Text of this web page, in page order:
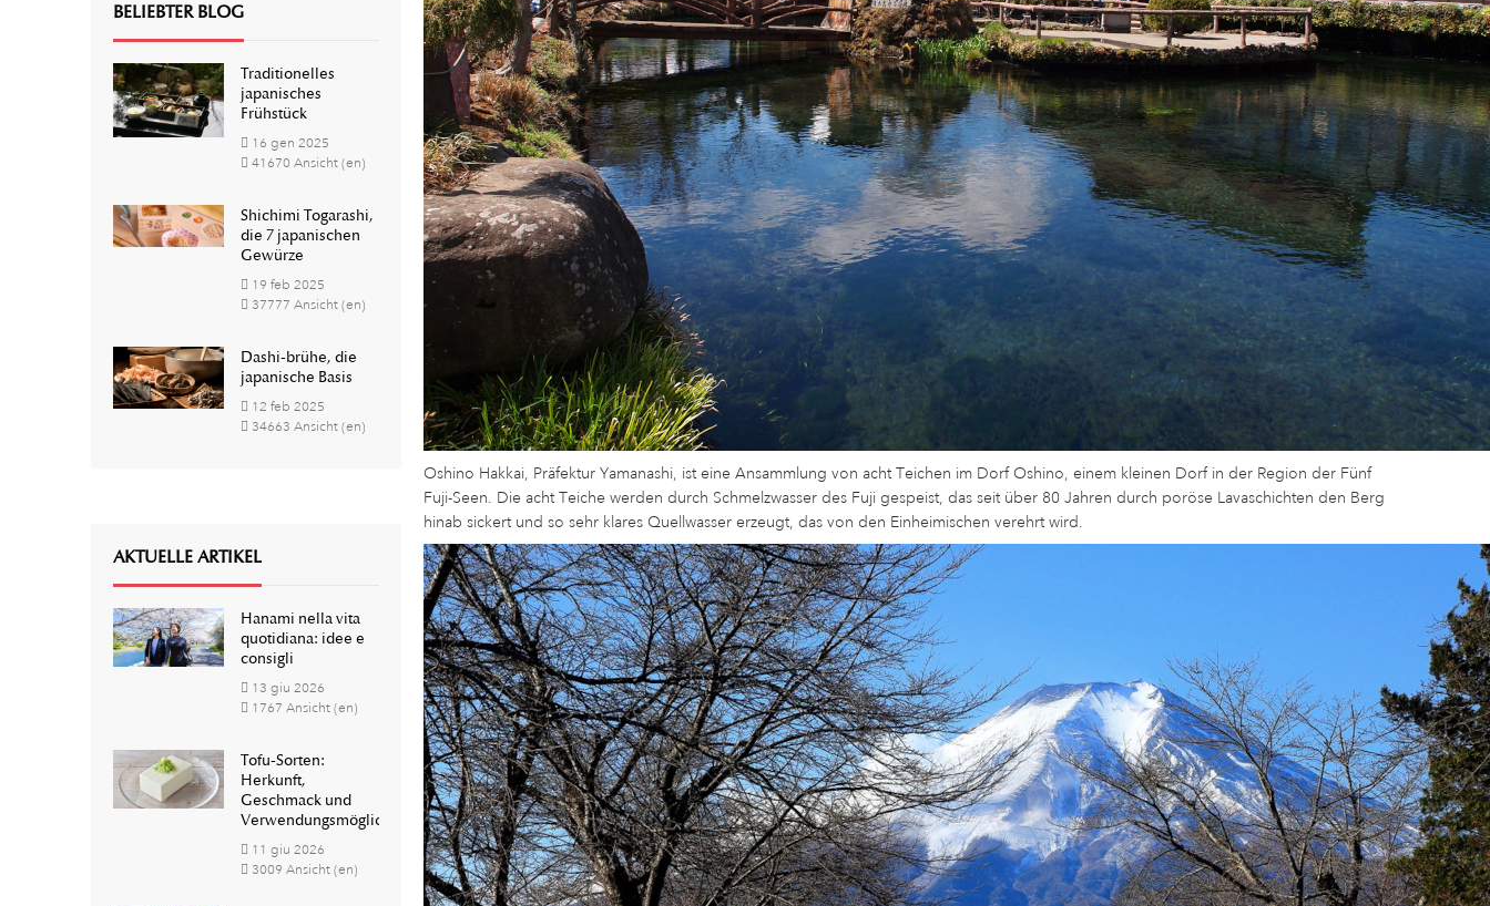
BELIEBTER BLOG
Traditionelles
japanisches
Frühstück
16 gen 2025
41670 Ansicht (en)
Shichimi Togarashi,
die 7 japanischen
Gewürze
19 feb 2025
37777 Ansicht (en)
Dashi-brühe, die
japanische Basis
12 feb 2025
34663 Ansicht (en)
AKTUELLE ARTIKEL
Hanami nella vita
quotidiana: idee e
consigli
13 giu 2026
1767 Ansicht (en)
Tofu-Sorten:
Herkunft,
Geschmack und
Verwendungsmöglichkeiten
11 giu 2026
3009 Ansicht (en)
Oshino Hakkai, Präfektur Yamanashi, ist eine Ansammlung von acht Teichen im Dorf Oshino, einem kleinen Dorf in der Region der Fünf
Fuji-Seen. Die acht Teiche werden durch Schmelzwasser des Fuji gespeist, das seit über 80 Jahren durch poröse Lavaschichten den Berg
hinab sickert und so sehr klares Quellwasser erzeugt, das von den Einheimischen verehrt wird.